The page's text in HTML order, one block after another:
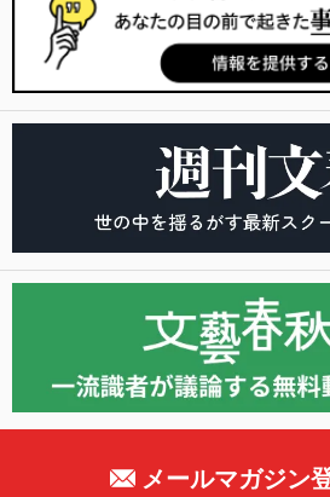
メールマガジン